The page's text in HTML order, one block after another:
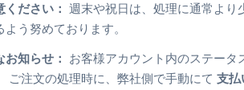
ください： 週末や祝日は、処理に通常より
よう努めております。
お知らせ：
お客様アカウント内のステータ
ご注文の処理時に、弊社側で手動にて 支払